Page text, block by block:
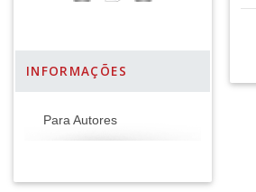
INFORMAÇÕES
Para Autores